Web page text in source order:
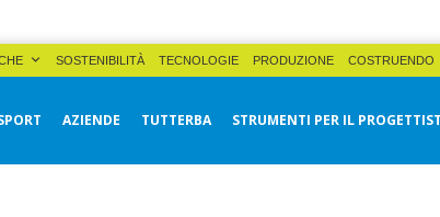
SOSTENIBILITÀ TECNOLOGIE PRODUZIONE COSTRUENDO
AZIENDE TUTTERBA STRUMENTI PER IL